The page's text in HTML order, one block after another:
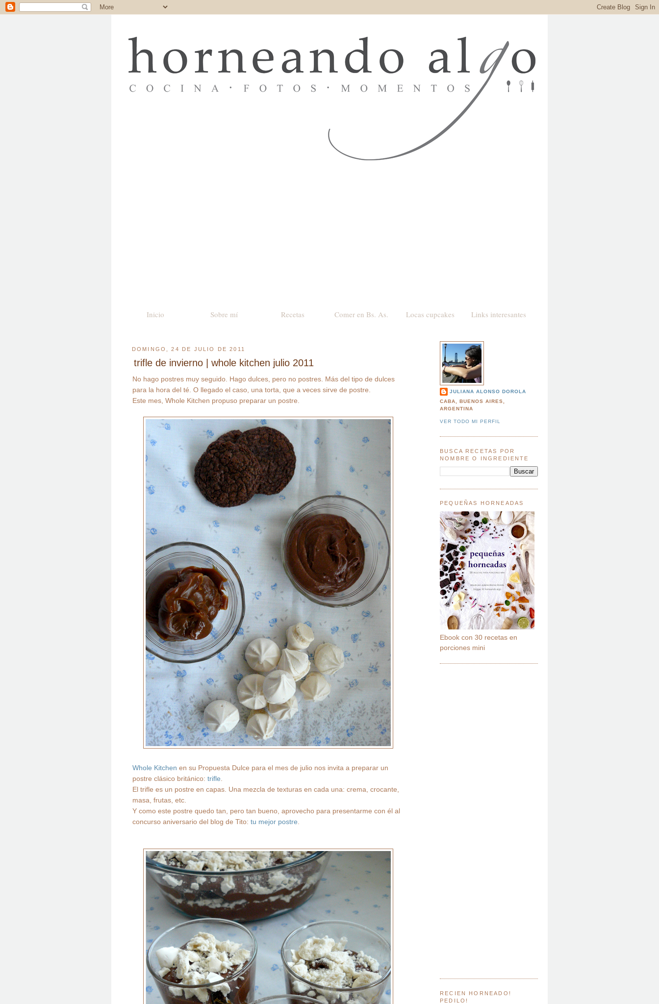
Inicio Sobre mí Recetas Comer en Bs. As. Locas cupcakes Links interesantes
DOMINGO, 24 DE JULIO DE 2011
trifle de invierno | whole kitchen julio 2011
No hago postres muy seguido. Hago dulces, pero no postres. Más del tipo de dulces
para la hora del té. O llegado el caso, una torta, que a veces sirve de postre.
Este mes, Whole Kitchen propuso preparar un postre.
Whole Kitchen en su Propuesta Dulce para el mes de julio nos invita a preparar un
postre clásico británico: trifle
El trifle es un postre en capas. Una mezcla de texturas en cada una: crema, crocante,
masa, frutas, etc.
Y como este postre quedo tan, pero tan bueno, aprovecho para presentarme con él al
concurso aniversario del blog de Tito: tu mejor postre
JULIANA ALONSO DOROLA
CABA, BUENOS AIRES,
ARGENTINA
VER TODO MI PERFIL
BUSCA RECETAS POR
NOMBRE O INGREDIENTE
PEQUEÑAS HORNEADAS
Ebook con 30 recetas en
porciones mini
RECIEN HORNEADO!
PEDILO!